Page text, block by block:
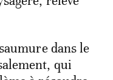
dans le
qui